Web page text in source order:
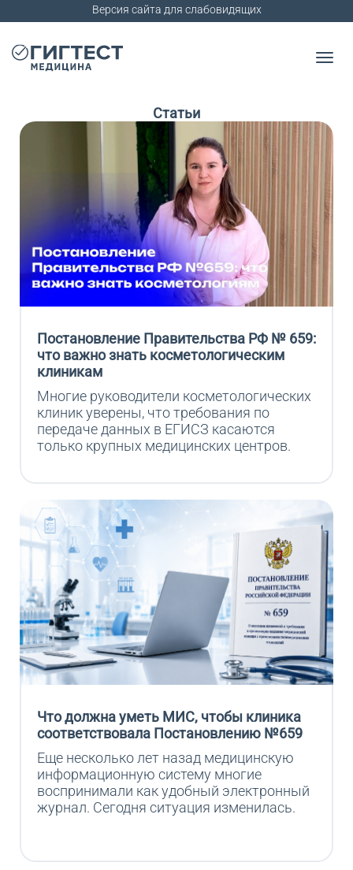
Версия сайта для слабовидящих
Статьи
Постановление Правительства РФ № 659:
что важно знать косметологическим
клиникам
Многие руководители косметологических
клиник уверены, что требования по
передаче данных в ЕГИСЗ касаются
только крупных медицинских центров.
Что должна уметь МИС, чтобы клиника
соответствовала Постановлению №659
Еще несколько лет назад медицинскую
информационную систему многие
воспринимали как удобный электронный
журнал. Сегодня ситуация изменилась.